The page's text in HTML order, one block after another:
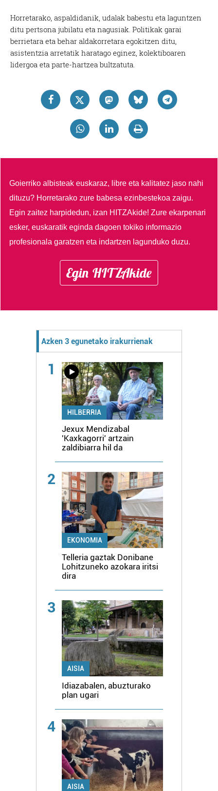
Horretarako, aspaldidanik, udalak babestu eta laguntzen
ditu pertsona jubilatu eta nagusiak. Politikak garai
berrietara eta behar aldakorretara egokitzen ditu,
asistentzia arretatik haratago eginez, kolektiboaren
lidergoa eta parte-hartzea bultzatuta.
Goierriko albisteak euskaraz, libre eta kalitatez jaso nahi
dituzu? Horretarako zure babesa ezinbestekoa zaigu.
Egin zaitez harpidedun, izan HITZAkide!Zure ekarpenari
esker, euskaratik eginda dagoen tokiko informazio
profesionala garatzen eta indartzen lagunduko duzu.
Egin HITZAkide
Azken 3 egunetako irakurrienak
1
HILBERRIA
Jexux Mendizabal
'Kaxkagorri' artzain
zaldibiarra hil da
2
EKONOMIA
Telleria gaztak Donibane
Lohitzuneko azokara iritsi
dira
3
AISIA
Idiazabalen, abuzturako
plan ugari
4
AISIA